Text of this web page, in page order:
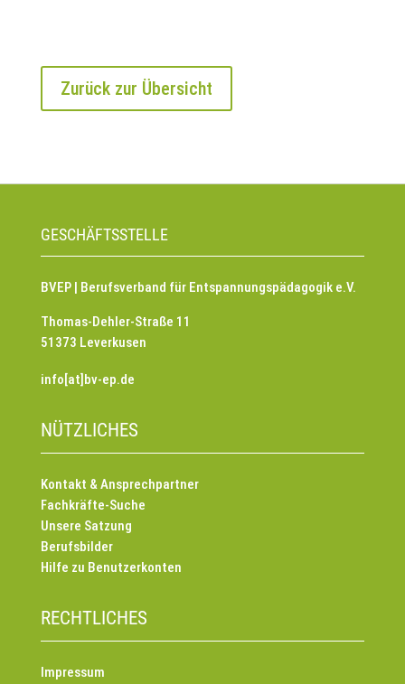
Zurück zur Übersicht
GESCHÄFTSSTELLE
BVEP | Berufsverband für Entspannungspädagogik e.V.
Thomas-Dehler-Straße 11
51373 Leverkusen
info[at]bv-ep.de
NÜTZLICHES
Kontakt & Ansprechpartner
Fachkräfte-Suche
Unsere Satzung
Berufsbilder
Hilfe zu Benutzerkonten
RECHTLICHES
Impressum